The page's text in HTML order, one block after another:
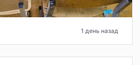
1 день назад